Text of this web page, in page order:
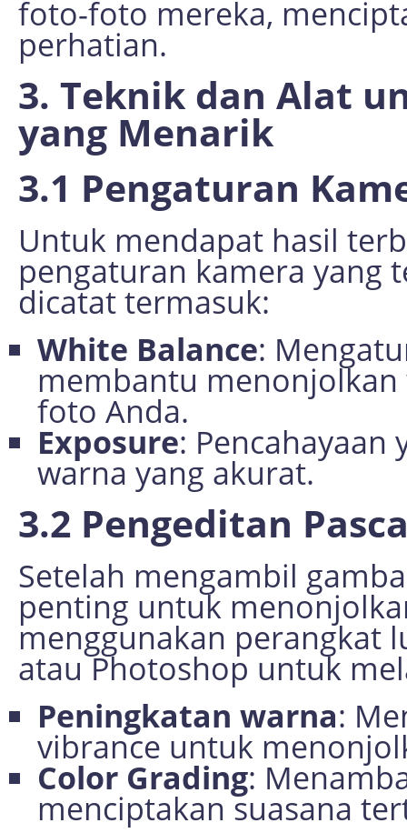
foto-foto mereka,
perhatian.
3. Teknik dan Alat
yang Menarik
3.1 Pengaturan
Untuk mendapat hasil
pengaturan kamera yang
dicatat termasuk:
White Balance:
membantu
foto Anda.
Exposure:
warna yang akurat.
3.2 Pengeditan
Setelah mengambil
penting untuk
menggunakan perangkat
atau Photoshop untuk
Peningkatan warna:
vibrance untuk
Color Grading:
menciptakan suasana